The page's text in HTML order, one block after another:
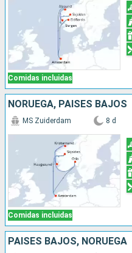
Comidas incluidas
NORUEGA, PAISES BAJOS
Comidas incluidas
MS Zuiderdam 8 d
PAISES BAJOS, NORUEGA